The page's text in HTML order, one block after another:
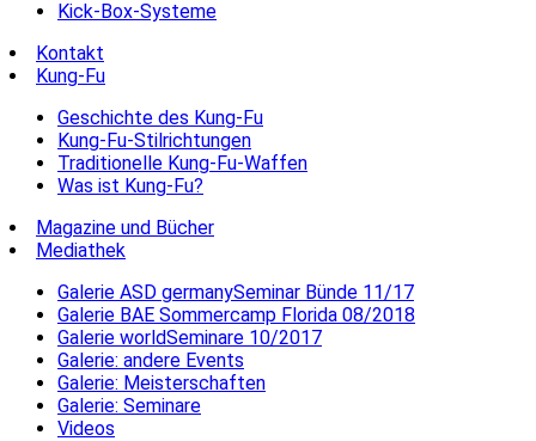
Kick-Box-Systeme
Kontakt
Kung-Fu
Geschichte des Kung-Fu
Kung-Fu-Stilrichtungen
Traditionelle Kung-Fu-Waffen
Was ist Kung-Fu?
Magazine und Bücher
Mediathek
Galerie ASD germanySeminar Bünde 11/17
Galerie BAE Sommercamp Florida 08/2018
Galerie worldSeminare 10/2017
Galerie: andere Events
Galerie: Meisterschaften
Galerie: Seminare
Videos